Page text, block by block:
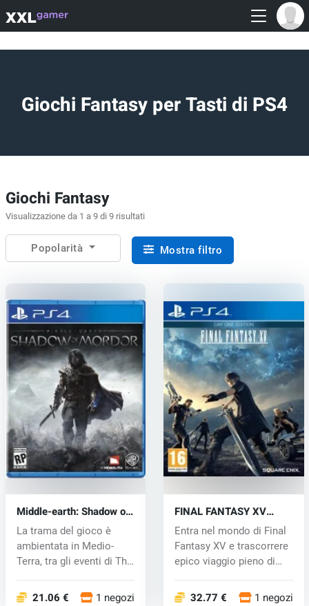
Giochi Fantasy per Tasti di PS4
Giochi Fantasy
Visualizzazione da 1 a 9 di 9 risultati
Popolarità Mostra filtro
Middle-earth: Shadow of
Mordor (PS4) key
La trama del gioco è
ambientata in Medio-
Terra, tra gli eventi di The
21.06 € 1 negozi
FINAL FANTASY XV
(PS4) key
Entra nel mondo di Final
Fantasy XV e trascorrere
epico viaggio pieno di
32.77 € 1 negozi